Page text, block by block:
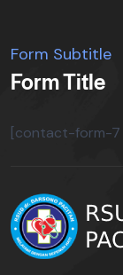
Form Subtitle
Form Title
[contact-form-7